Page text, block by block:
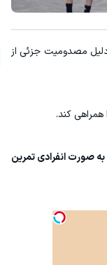
مصدومیت جزئی از
همراهی کند.
صورت انفرادی تمرین